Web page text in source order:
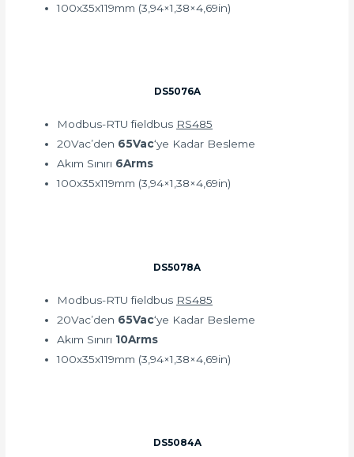
100x35x119mm (3,94×1,38×4,69in)
DS5076A
Modbus-RTU fieldbus RS485
20Vac’den 65Vac‘ye Kadar Besleme
Akım Sınırı 6Arms
100x35x119mm (3,94×1,38×4,69in)
DS5078A
Modbus-RTU fieldbus RS485
20Vac’den 65Vac‘ye Kadar Besleme
Akım Sınırı 10Arms
100x35x119mm (3,94×1,38×4,69in)
DS5084A